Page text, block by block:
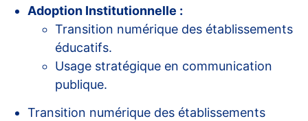
Adoption Institutionnelle :
Transition numérique des établissements
éducatifs.
Usage stratégique en communication
publique.
Transition numérique des établissements